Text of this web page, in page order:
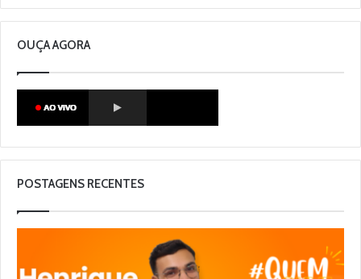
OUÇA AGORA
POSTAGENS RECENTES